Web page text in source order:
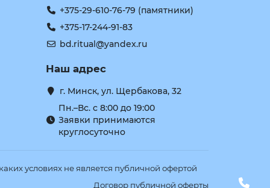
+375-29-610-76-79 (памятники)
+375-17-244-91-83
bd.ritual@yandex.ru
Наш адрес
г. Минск, ул. Щербакова, 32
Пн.–Вс. с 8:00 до 19:00
Заявки принимаются
круглосуточно
условиях не является публичной офертой
Договор публичной оферты